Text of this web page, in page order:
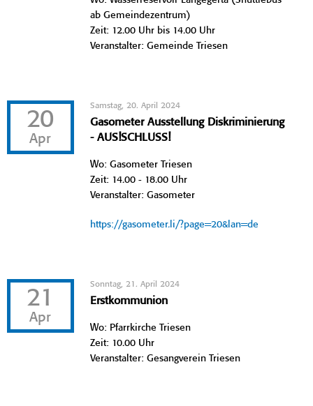
ab Gemeindezentrum)
Zeit: 12.00 Uhr bis 14.00 Uhr
Veranstalter: Gemeinde Triesen
20
Apr
Samstag, 20. April 2024
Gasometer Ausstellung Diskriminierung
- AUS!SCHLUSS!
Wo: Gasometer Triesen
Zeit: 14.00 - 18.00 Uhr
Veranstalter: Gasometer
https://gasometer.li/?page=20&lan=de
21
Apr
Sonntag, 21. April 2024
Erstkommunion
Wo: Pfarrkirche Triesen
Zeit: 10.00 Uhr
Veranstalter: Gesangverein Triesen